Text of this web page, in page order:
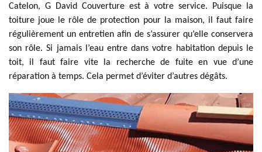
Catelon, G David Couverture est à votre service. Puisque la
toiture joue le rôle de protection pour la maison, il faut faire
régulièrement un entretien afin de s’assurer qu’elle conservera
son rôle. Si jamais l’eau entre dans votre habitation depuis le
toit, il faut faire vite la recherche de fuite en vue d’une
réparation à temps. Cela permet d’éviter d’autres dégâts.